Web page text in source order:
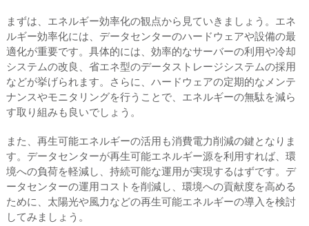
まずは、エネルギー効率化の観点から見ていきましょう。エネ
ルギー効率化には、データセンターのハードウェアや設備の最
適化が重要です。具体的には、効率的なサーバーの利用や冷却
システムの改良、省エネ型のデータストレージシステムの採用
などが挙げられます。さらに、ハードウェアの定期的なメンテ
ナンスやモニタリングを行うことで、エネルギーの無駄を減ら
す取り組みも良いでしょう。
また、再生可能エネルギーの活用も消費電力削減の鍵となりま
す。データセンターが再生可能エネルギー源を利用すれば、環
境への負荷を軽減し、持続可能な運用が実現するはずです。デ
ータセンターの運用コストを削減し、環境への貢献度を高める
ために、太陽光や風力などの再生可能エネルギーの導入を検討
してみましょう。